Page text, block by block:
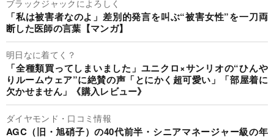
ブラックジャックによろしく
「私は被害者なのよ」差別的発言を叫ぶ“被害女性”を一刀両
断した医師の言葉【マンガ】
明日なに着てく？
「全種類買ってしまいました」ユニクロ×サンリオの“ひんや
りルームウェア”に絶賛の声「とにかく超可愛い」「部屋着に
欠かせません」《購入レビュー》
ダイヤモンド・口コミ情報
AGC（旧・旭硝子）の40代前半・シニアマネージャー級の年